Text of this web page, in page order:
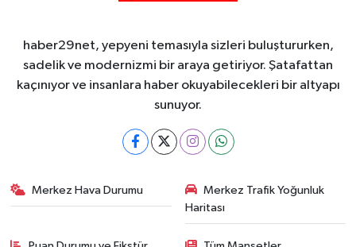
haber29net, yepyeni temasıyla sizleri buluştururken,
sadelik ve modernizmi bir araya getiriyor. Şatafattan
kaçınıyor ve insanlara haber okuyabilecekleri bir altyapı
sunuyor.
Merkez Hava Durumu
Merkez Trafik Yoğunluk
Haritası